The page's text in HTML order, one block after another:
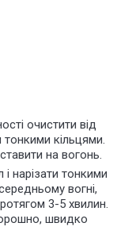
очистити від
тонкими кільцями.
на вогонь.
нарізати тонкими
вогні,
3-5 хвилин.
швидко